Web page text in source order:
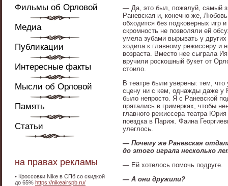
Фильмы об Орловой
Медиа
Публикации
Интересные факты
Мысли об Орловой
Память
Статьи
на правах рекламы
• Кроссовки Nike в СПб со скидкой
до 65% https://nikeairspb.ru/
— Да, это был, пожалуй, самый
Раневская и, конечно же,
обходится без подковерных игр
скромность не позволяли ей
умела зубами вырывать у
ходила к главному режиссеру и
возраста. Вместо нее сыграла
вручили роскошный букет от
стоило.
В театре были уверены: тем,
сцену ни с кем, однажды даже у
было непросто. Я с Раневской
прятались в гримерках, чтобы
главного режиссера театра
поездка в Париж. Фаина
улеглось.
— Почему же Раневская
до этого играла несколько
— Ей хотелось помочь подруге.
— А они дружили?